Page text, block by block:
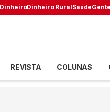
DinheiroDinheiro RuralSaúdeGente
REVISTA COLUNAS